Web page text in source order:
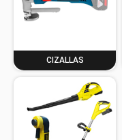
CIZALLAS